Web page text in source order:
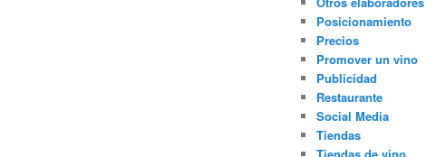
Posicionamiento
Precios
Promover un vino
Publicidad
Restaurante
Social Media
Tiendas
Tiendas de vino